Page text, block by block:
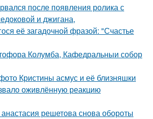
после появления ролика с
и джигана,
её загадочной фразой: "Счастье
Колумба, Кафедральныи собор
Кристины асмус и её близняшки
оживлённую реакцию
решетова снова обороты